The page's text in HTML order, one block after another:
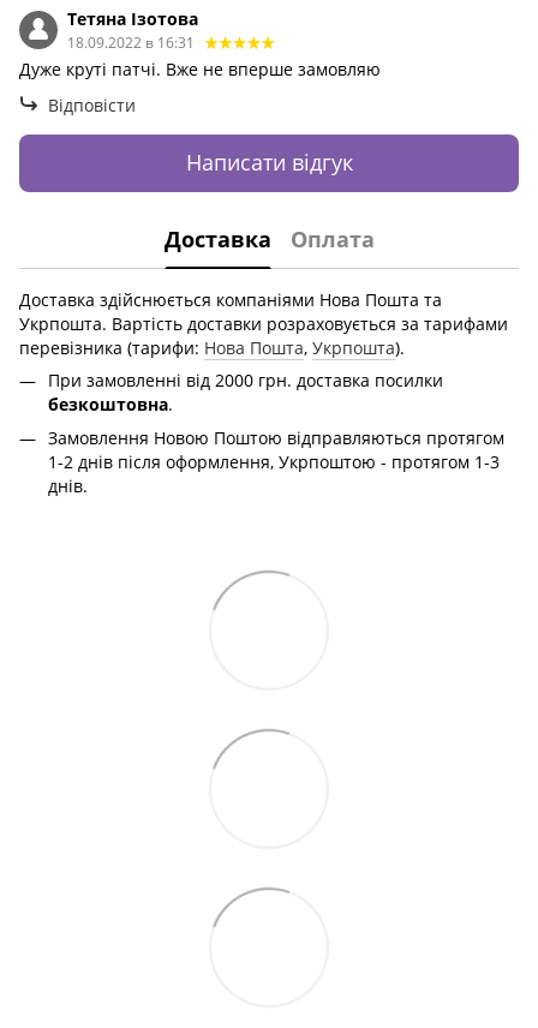
Тетяна Iзотова
18.09.2022 в 16:31
Дуже крутi патчi. Вже не вперше замовляю
Відповісти
Написати відгук
Доставка Оплата
Доставка здійснюється компаніями Нова Пошта та
Укрпошта. Вартість доставки розраховується за тарифами
перевізника (тарифи: Нова Пошта, Укрпошта).
При замовленні від 2000 грн. доставка посилки
безкоштовна.
Замовлення Новою Поштою відправляються протягом
1-2 днів після оформлення, Укрпоштою - протягом 1-3
днів.